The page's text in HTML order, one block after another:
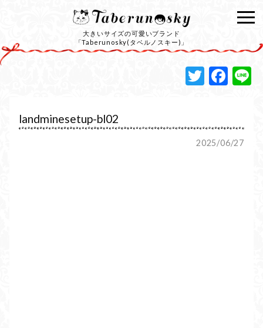
大きいサイズの可愛いブランド
「Taberunosky(タベルノスキー)」
landminesetup-bl02
2025/06/27